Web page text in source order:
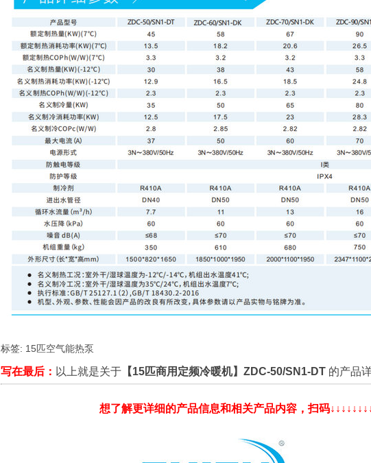
标签: 15匹空气能热泵
写在最后： 以上就是关于 【15匹商用定频冷暖机】ZDC-50/SN1-DT 的产品
想了解更详细的产品信息和相关产品内容，扫码